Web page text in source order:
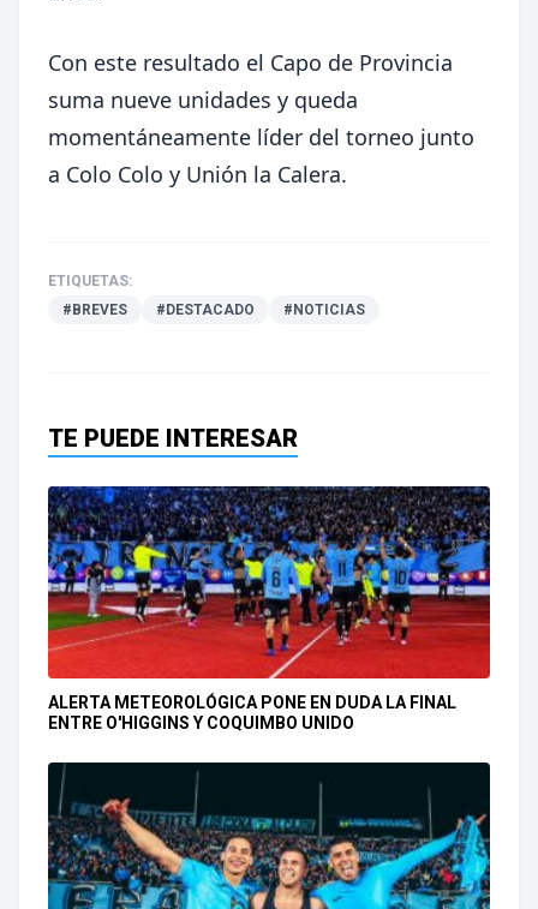
Con este resultado el Capo de Provincia
suma nueve unidades y queda
momentáneamente líder del torneo junto
a Colo Colo y Unión la Calera.
ETIQUETAS:
#BREVES
#DESTACADO #NOTICIAS
TE PUEDE INTERESAR
ALERTA METEOROLÓGICA PONE EN DUDA LA FINAL
ENTRE O'HIGGINS Y COQUIMBO UNIDO